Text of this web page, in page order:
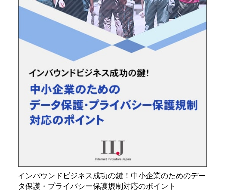
インバウンドビジネス成功の鍵！中小企業のためのデー
タ保護・プライバシー保護規制対応のポイント